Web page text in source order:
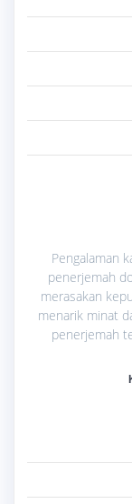
Pengalaman
penerjemah
merasakan
menarik minat
penerjemah